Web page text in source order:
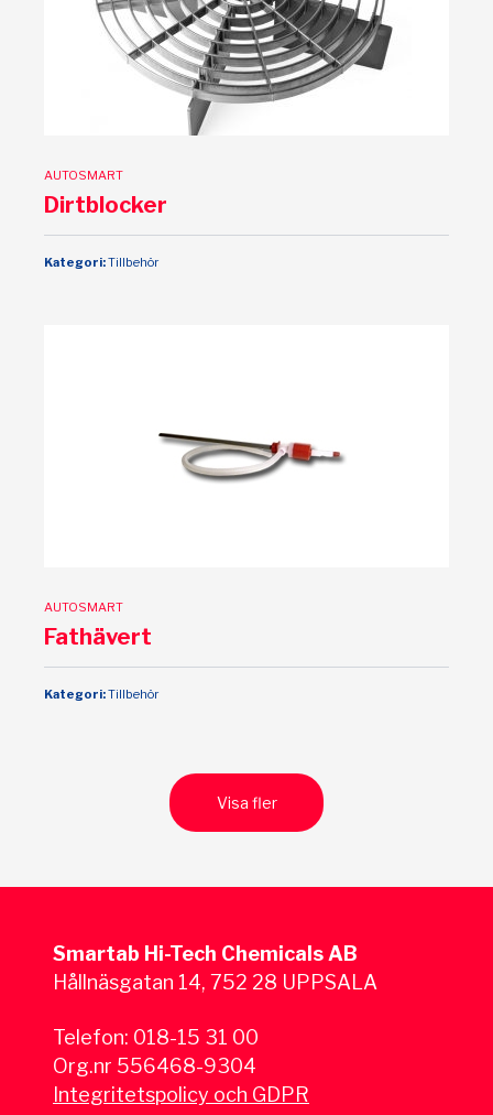
AUTOSMART
Dirtblocker
Kategori:Tillbehör
AUTOSMART
Fathävert
Kategori:Tillbehör
Visa fler
Smartab Hi-Tech Chemicals AB
Hållnäsgatan 14, 752 28 UPPSALA
Telefon: 018-15 31 00
Org.nr 556468-9304
Integritetspolicy och GDPR